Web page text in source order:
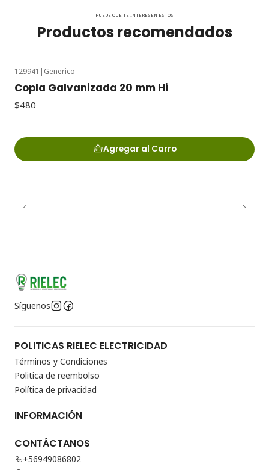
PUEDE QUE TE INTERESEN ESTOS
Productos recomendados
129941 | Generico
Copla Galvanizada 20 mm Hi
$480
Agregar al Carro
Síguenos
POLITICAS RIELEC ELECTRICIDAD
Términos y Condiciones
Politica de reembolso
Política de privacidad
INFORMACIÓN
CONTÁCTANOS
+56949086802